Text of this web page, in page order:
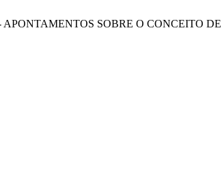
APONTAMENTOS SOBRE O CONCEITO